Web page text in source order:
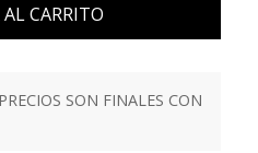
AL CARRITO
SON FINALES CON